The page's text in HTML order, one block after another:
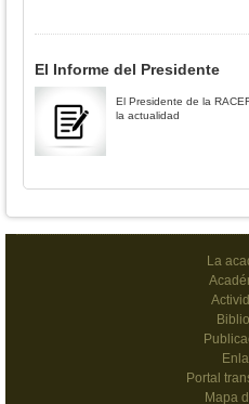
El Informe del Presidente
El Presidente de la
la actualidad
La
Portal
Mapa